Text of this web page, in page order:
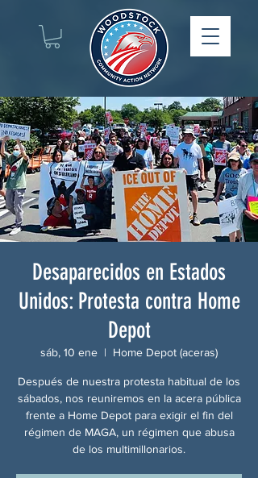
Desaparecidos en Estados
Unidos: Protesta contra Home
Depot
sáb, 10 ene
  |
Home Depot (aceras)
Después de nuestra protesta habitual de los
sábados, nos reuniremos en la acera pública
frente a Home Depot para exigir el fin del
régimen de MAGA, un régimen que abusa
de los multimillonarios.